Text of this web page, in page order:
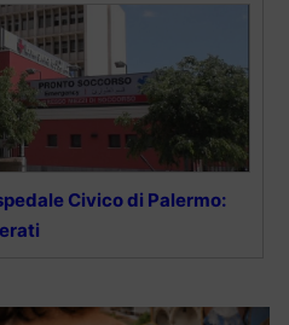
Civico di Palermo: